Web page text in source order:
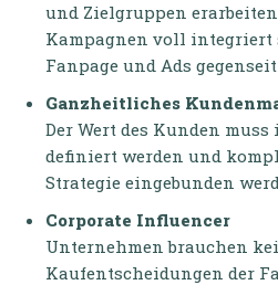
und Zielgruppen
Kampagnen voll integriert
Fanpage und Ads
Ganzheitliches
Der Wert des Kunden
definiert werden und
Strategie eingebunden
Corporate Influencer
Unternehmen brauchen
Kaufentscheidungen der